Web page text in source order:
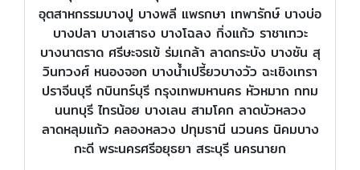
อุตสาหกรรมบางปู บางพลี แพรกษา เทพารักษ์ บางบ่อ
บางปลา บางเสาธง บางโฉลง กิ่งแก้ว ราชาเทวะ
บางนาตราด ศรีษะจรเข้ ร่มเกล้า ลาดกระบัง บางชัน สุ
วินทวงศ์ หนองจอก บางน้ำเปรี้ยวบางวัว ฉะเชิงเทรา
ปราจีนบุรี กบินทร์บุรี กรุงเทพมหานคร หัวหมาก กทม
นนทบุรี ไทรน้อย บางเลน สามโคก ลาดบัวหลวง
ลาดหลุมแก้ว คลองหลวง ปทุมธานี นวนคร นิคมบาง
กะดี พระนครศรีอยุธยา สระบุรี นครนายก